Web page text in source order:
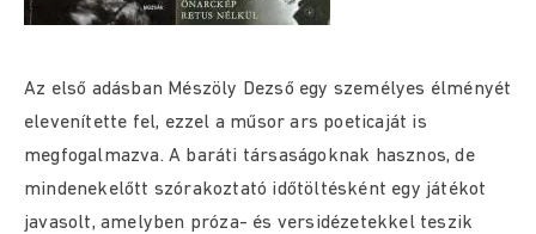
Az első adásban Mészöly Dezső egy személyes élményét
elevenítette fel, ezzel a műsor ars poeticaját is
megfogalmazva. A baráti társaságoknak hasznos, de
mindenekelőtt szórakoztató időtöltésként egy játékot
javasolt, amelyben próza- és versidézetekkel teszik